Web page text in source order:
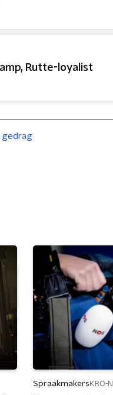
Rutte-loyalist
gedrag
Spraakmakers KRO-